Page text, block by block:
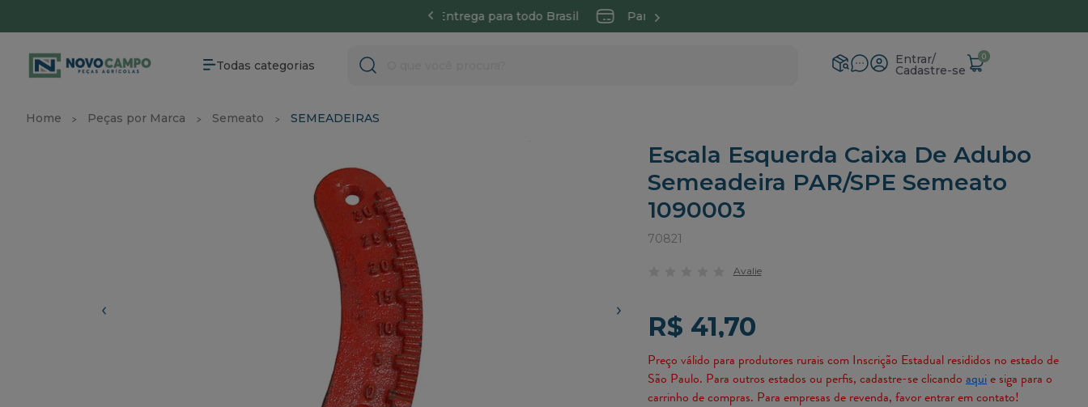
Parcele em até 6X sem juros
Todas categorias Entrar
Cadastre-se
0
Home Peças por Marca Semeato SEMEADEIRAS
Escala Esquerda Caixa De Adubo
Semeadeira PAR/SPE Semeato
1090003
70821
Avalie
R$ 41,70
Preço válido para produtores rurais com Inscrição Estadual resididos no estado de
São Paulo. Para outros estados ou perfis, cadastre-se clicando aquie siga para o
carrinho de compras. Para empresas de revenda, favor entrar em contato!